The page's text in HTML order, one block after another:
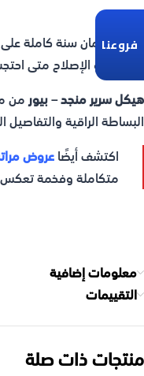
فروعنا
يشمل ضمان سنة كاملة
للصيانة أو الإصلاح متى
هيكل سرير منجد – بيورمن
البساطة الراقية والتفاصيل
اكتشف أيضًاعروض
متكاملة وفخمة تعكس
معلومات إضافية
التقييمات
منتجات ذات صلة